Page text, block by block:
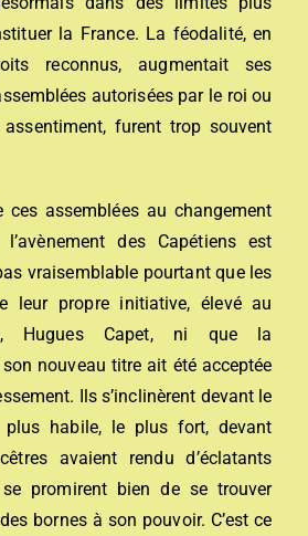
la France. La féodalité, en
reconnus, augmentait ses
autorisées par le roi ou
furent trop souvent
assemblées au changement
des Capétiens est
vraisemblable pourtant que les
leur propre initiative, élevé au
Hugues Capet, ni que la
nouveau titre ait été acceptée
Ils s’inclinèrent devant le
habile, le plus fort, devant
avaient rendu d’éclatants
promirent bien de se trouver
bornes à son pouvoir. C’est ce